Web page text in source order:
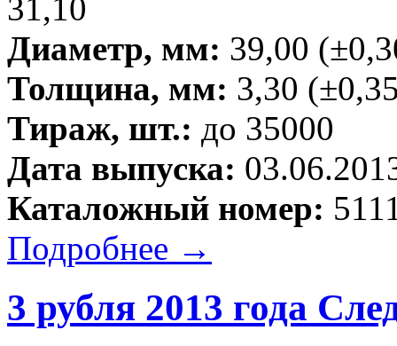
31,10
Диаметр, мм: 39,00
Толщина, мм: 3,30
Тираж, шт.: до 35000
Дата выпуска:
Каталожный номер:
Подробнее →
3 рубля 2013 года